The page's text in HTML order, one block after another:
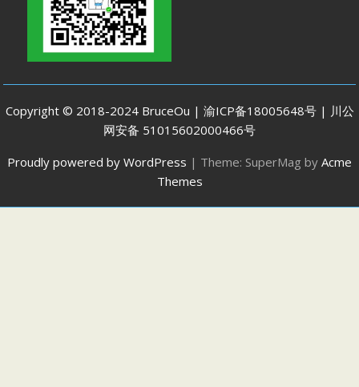
Copyright © 2018-2024 BruceOu | 渝ICP备18005648号 | 川公
网安备 51015602000466号
Proudly powered by WordPress | Theme: SuperMag by Acme
Themes